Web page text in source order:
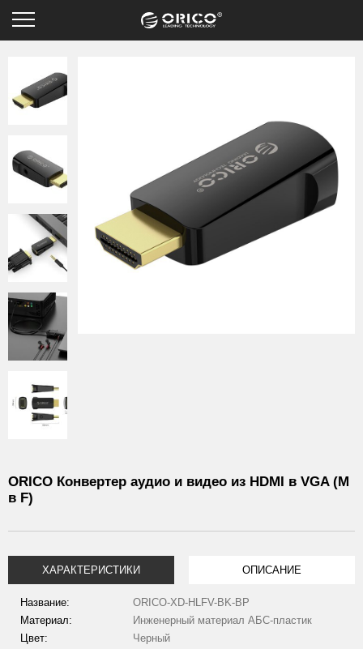
ORICO Конвертер аудио и видео из HDMI в VGA (M
в F)
ХАРАКТЕРИСТИКИ ОПИСАНИЕ
Название:
ORICO-XD-HLFV-BK-BP
Материал:
Инженерный материал АБС-пластик
Цвет:
Черный